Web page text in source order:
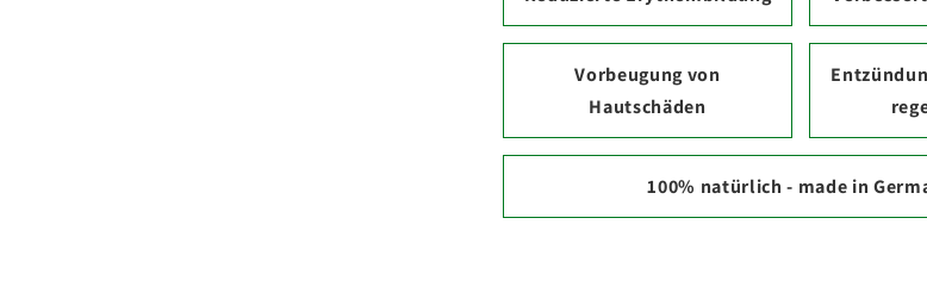
Vorbeugung von
Hautschäden
100% natürlich - made in